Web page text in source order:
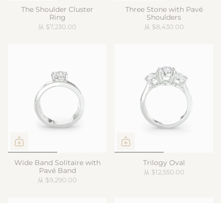
The Shoulder Cluster
Ring
从 $7,230.00
Three Stone with Pavé
Shoulders
从 $8,430.00
Wide Band Solitaire with
Pavé Band
从 $9,290.00
Trilogy Oval
从 $12,550.00